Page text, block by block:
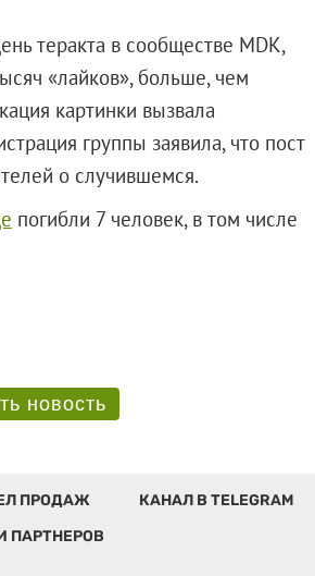
теракта в сообществе MDK,
«лайков», больше, чем
картинки вызвала
группы заявила, что пост
о случившемся.
погибли 7 человек, в том числе
новость
ПРОДАЖ КАНАЛ В TELEGRAM
ПАРТНЕРОВ